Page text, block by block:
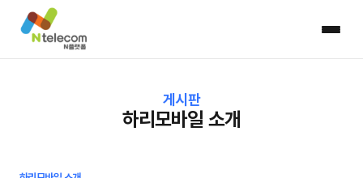
게시판
하리모바일 소개